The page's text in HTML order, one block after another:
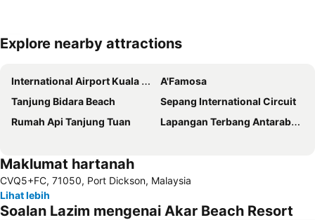
Kembangkan peta
Explore nearby attractions
International Airport Kuala Lumpur
A'Famosa
Tanjung Bidara Beach
Sepang International Circuit
Rumah Api Tanjung Tuan
Lapangan Terbang Antarabangsa Melaka
Maklumat hartanah
CVQ5+FC, 71050, Port Dickson, Malaysia
Lihat lebih
Soalan Lazim mengenai Akar Beach Resort